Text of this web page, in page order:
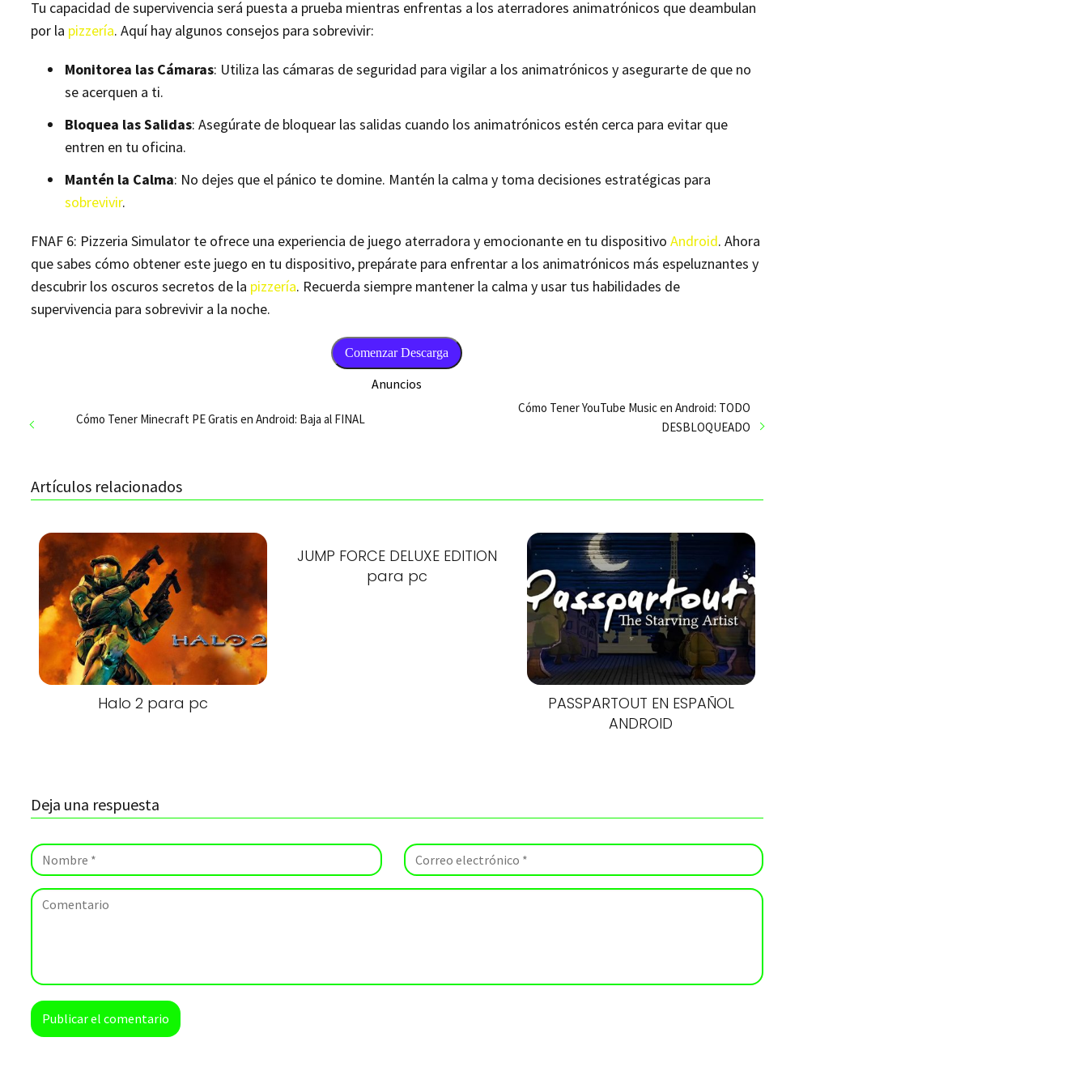
Tu capacidad de supervivencia será puesta a prueba mientras enfrentas a los aterradores animatrónicos que deambulan
por la pizzería. Aquí hay algunos consejos para sobrevivir:
Monitorea las Cámaras: Utiliza las cámaras de seguridad para vigilar a los animatrónicos y asegurarte de que no
se acerquen a ti.
Bloquea las Salidas: Asegúrate de bloquear las salidas cuando los animatrónicos estén cerca para evitar que
entren en tu oficina.
Mantén la Calma: No dejes que el pánico te domine. Mantén la calma y toma decisiones estratégicas para
sobrevivir.
FNAF 6: Pizzeria Simulator te ofrece una experiencia de juego aterradora y emocionante en tu dispositivo Android. Ahora
que sabes cómo obtener este juego en tu dispositivo, prepárate para enfrentar a los animatrónicos más espeluznantes y
descubrir los oscuros secretos de la pizzería. Recuerda siempre mantener la calma y usar tus habilidades de
supervivencia para sobrevivir a la noche.
Comenzar Descarga
Anuncios
Cómo Tener Minecraft PE Gratis en Android: Baja al FINAL
Cómo Tener YouTube Music en Android: TODO
DESBLOQUEADO
Artículos relacionados
Halo 2 para pc
JUMP FORCE DELUXE EDITION
para pc
PASSPARTOUT EN ESPAÑOL
ANDROID
Deja una respuesta